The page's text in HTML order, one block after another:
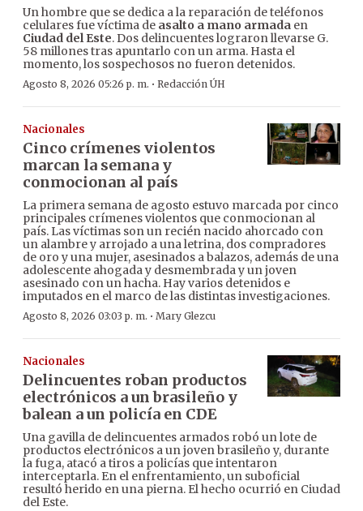
Un hombre que se dedica a la reparación de teléfonos
celulares fue víctima de asalto a mano armada en
Ciudad del Este. Dos delincuentes lograron llevarse G.
58 millones tras apuntarlo con un arma. Hasta el
momento, los sospechosos no fueron detenidos.
Agosto 8, 2026 05:26 p. m. · Redacción ÚH
Nacionales
Cinco crímenes violentos
marcan la semana y
conmocionan al país
La primera semana de agosto estuvo marcada por cinco
principales crímenes violentos que conmocionan al
país. Las víctimas son un recién nacido ahorcado con
un alambre y arrojado a una letrina, dos compradores
de oro y una mujer, asesinados a balazos, además de una
adolescente ahogada y desmembrada y un joven
asesinado con un hacha. Hay varios detenidos e
imputados en el marco de las distintas investigaciones.
Agosto 8, 2026 03:03 p. m. · Mary Glezcu
Nacionales
Delincuentes roban productos
electrónicos a un brasileño y
balean a un policía en CDE
Una gavilla de delincuentes armados robó un lote de
productos electrónicos a un joven brasileño y, durante
la fuga, atacó a tiros a policías que intentaron
interceptarla. En el enfrentamiento, un suboficial
resultó herido en una pierna. El hecho ocurrió en Ciudad
del Este.